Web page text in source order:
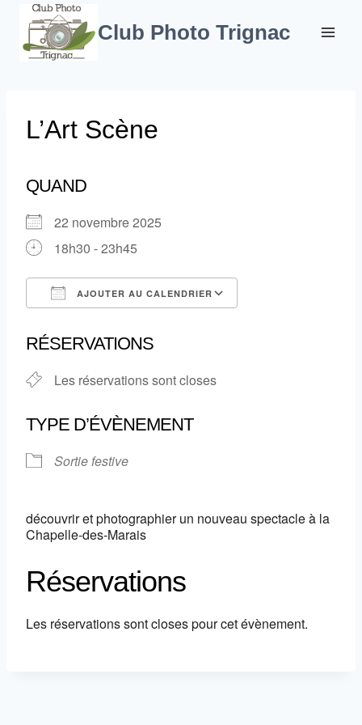
contenu
Club Photo Trignac
L’Art Scène
QUAND
22 novembre 2025
18h30 - 23h45
AJOUTER AU CALENDRIER
RÉSERVATIONS
Les réservations sont closes
TYPE D’ÉVÈNEMENT
Sortie festive
découvrir et photographier un nouveau spectacle à la
Chapelle-des-Marais
Réservations
Les réservations sont closes pour cet évènement.